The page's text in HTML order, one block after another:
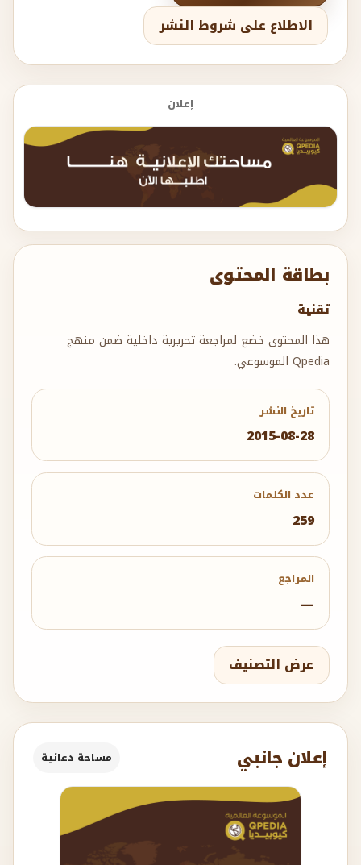
بطاقة المحتوى
تقنية
هذا المحتوى خضع لمراجعة تحريرية داخلية ضمن منهج
Qpedia الموسوعي.
تاريخ النشر
2015-08-28
عدد الكلمات
259
المراجع
—
عرض التصنيف
إعلان جانبي مساحة دعائية
الاطلاع على شروط النشر
إعلان